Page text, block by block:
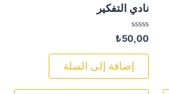
نادي التفكير
تم
التقييم
0
₺50,00
إضافة إلى السلة